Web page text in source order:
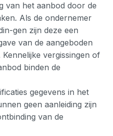
van het aanbod door de
Als de ondernemer
gen zijn deze een
van de aangeboden
vergissingen of
binden de
gegevens in het
geen aanleiding zijn
van de